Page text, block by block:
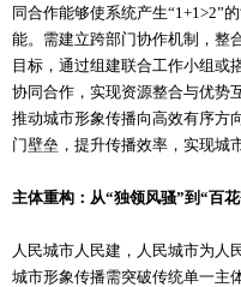
同合作能够使系统产生“1+1>2”
能。需建立跨部门协作机制，整
目标，通过组建联合工作小组或
协同合作，实现资源整合与优势
推动城市形象传播向高效有序方
门壁垒，提升传播效率，实现城
主体重构：从“独领风骚”到“百
人民城市人民建，人民城市为人
城市形象传播需突破传统单一主